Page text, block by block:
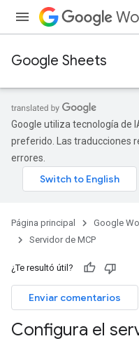
Google Sheets
Google utiliza tecnología de
preferido. Las traducciones
errores.
Página principal Google
Servidor de MCP
¿Te resultó útil?
Enviar comentarios
Configura el